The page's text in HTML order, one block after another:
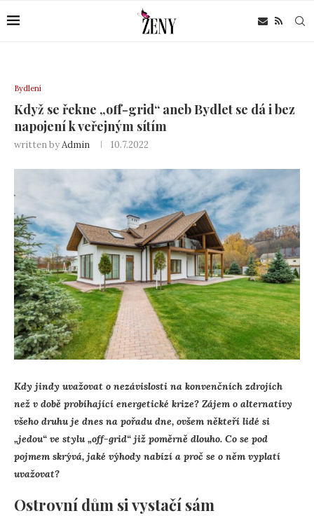
Bydlení
Když se řekne „off-grid“ aneb Bydlet se dá i bez
napojení k veřejným sítím
written byAdmin 10.7.2022
Kdy jindy uvažovat o nezávislosti na konvenčních zdrojích
než v době probíhající energetické krize? Zájem o alternativy
všeho druhu je dnes na pořadu dne, ovšem někteří lidé si
„jedou“ ve stylu „off-grid“ již poměrně dlouho. Co se pod
pojmem skrývá, jaké výhody nabízí a proč se o něm vyplatí
uvažovat?
Ostrovní dům si vystačí sám